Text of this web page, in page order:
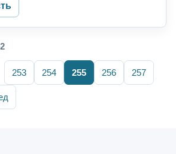
253 254 255 256 257